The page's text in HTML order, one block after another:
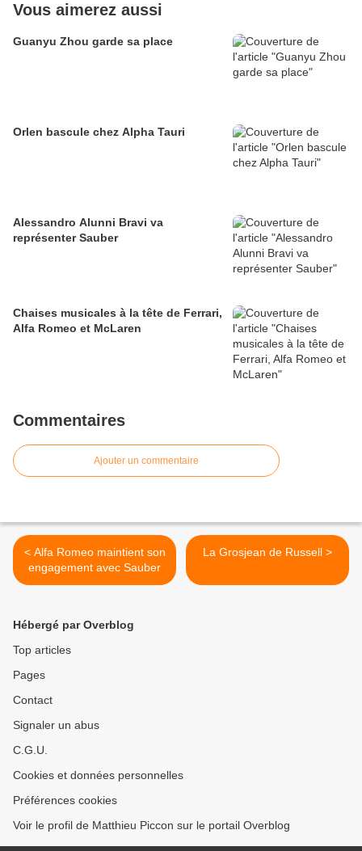
Vous aimerez aussi
Guanyu Zhou garde sa place
Orlen bascule chez Alpha Tauri
Alessandro Alunni Bravi va
représenter Sauber
Chaises musicales à la tête de Ferrari,
Alfa Romeo et McLaren
Commentaires
Ajouter un commentaire
< Alfa Romeo maintient son
engagement avec Sauber
La Grosjean de Russell >
Hébergé par Overblog
Top articles
Pages
Contact
Signaler un abus
C.G.U.
Cookies et données personnelles
Préférences cookies
Voir le profil de Matthieu Piccon sur le portail Overblog